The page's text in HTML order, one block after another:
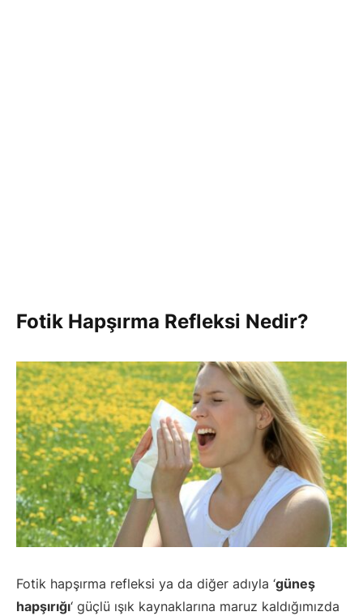
Fotik Hapşırma Refleksi Nedir?
Fotik hapşırma refleksi ya da diğer adıyla ‘güneş
hapşırığı‘ güçlü ışık kaynaklarına maruz kaldığımızda